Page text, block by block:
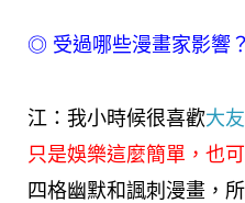
◎ 受過哪些漫畫家影響？
江：我小時候很喜歡大
只是娛樂這麼簡單，也
四格幽默和諷刺漫畫，